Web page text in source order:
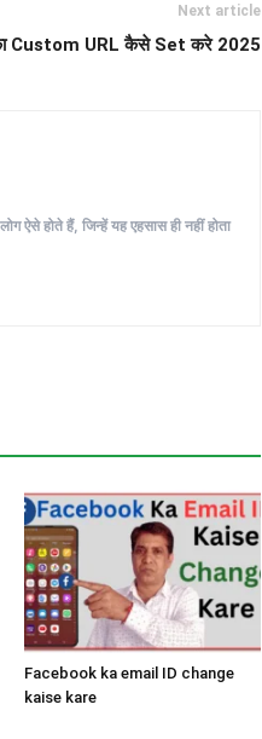
Next article
Custom URL कैसे Set करे 2025
ऐसे होते हैं, जिन्हें यह एहसास ही नहीं होता
Facebook ka email ID change
kaise kare